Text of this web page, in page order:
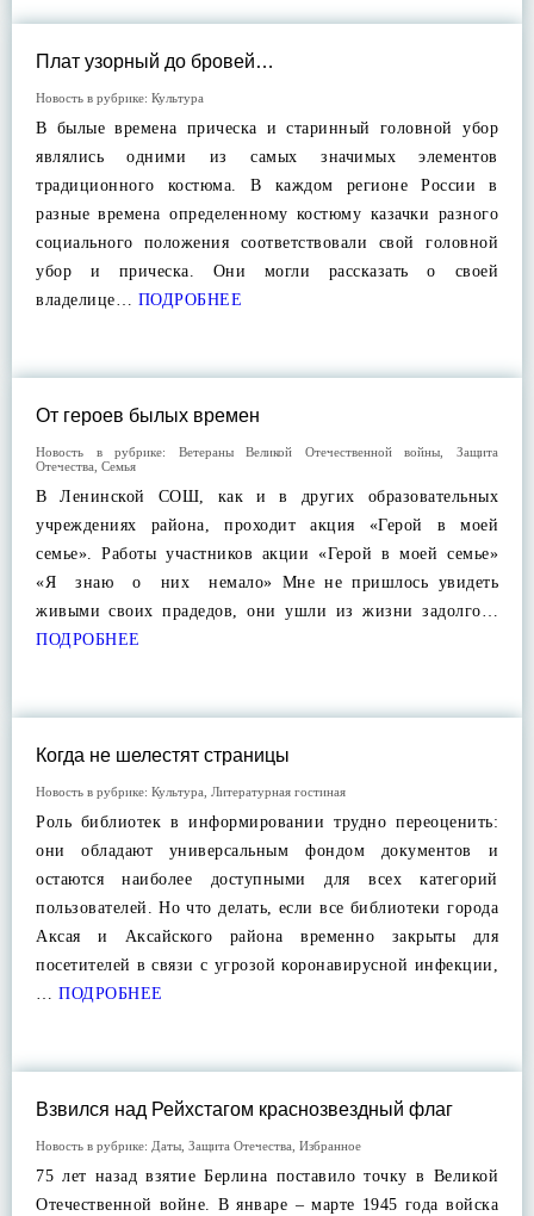
Плат узорный до бровей…
Новость в рубрике: Культура
В былые времена прическа и старинный головной убор
являлись одними из самых значимых элементов
традиционного костюма. В каждом регионе России в
разные времена определенному костюму казачки разного
социального положения соответствовали свой головной
убор и прическа. Они могли рассказать о своей
владелице… ПОДРОБНЕЕ
От героев былых времен
Новость в рубрике: Ветераны Великой Отечественной войны ,Защита
Отечества Семья
В Ленинской СОШ, как и в других образовательных
учреждениях района, проходит акция «Герой в моей
семье». Работы участников акции «Герой в моей семье»
«Я знаю о них немало» Мне не пришлось увидеть
живыми своих прадедов, они ушли из жизни задолго…
ПОДРОБНЕЕ
Когда не шелестят страницы
Новость в рубрике: Культура Литературная гостиная
Роль библиотек в информировании трудно переоценить:
они обладают универсальным фондом документов и
остаются наиболее доступными для всех категорий
пользователей. Но что делать, если все библиотеки города
Аксая и Аксайского района временно закрыты для
посетителей в связи с угрозой коронавирусной инфекции,
… ПОДРОБНЕЕ
Взвился над Рейхстагом краснозвездный флаг
Новость в рубрике: Даты Защита Отечества Избранное
75 лет назад взятие Берлина поставило точку в Великой
Отечественной войне. В январе – марте 1945 года войска